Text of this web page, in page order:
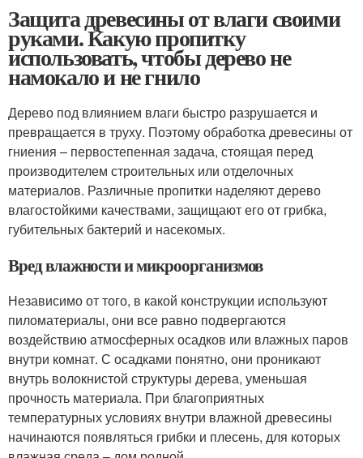
Защита древесины от влаги своими
руками. Какую пропитку
использовать, чтобы дерево не
намокало и не гнило
Дерево под влиянием влаги быстро разрушается и
превращается в труху. Поэтому обработка древесины от
гниения – первостепенная задача, стоящая перед
производителем строительных или отделочных
материалов. Различные пропитки наделяют дерево
влагостойкими качествами, защищают его от грибка,
губительных бактерий и насекомых.
Вред влажности и микроорганизмов
Независимо от того, в какой конструкции используют
пиломатериалы, они все равно подвергаются
воздействию атмосферных осадков или влажных паров
внутри комнат. С осадками понятно, они проникают
внутрь волокнистой структуры дерева, уменьшая
прочность материала. При благоприятных
температурных условиях внутри влажной древесины
начинаются появляться грибки и плесень, для которых